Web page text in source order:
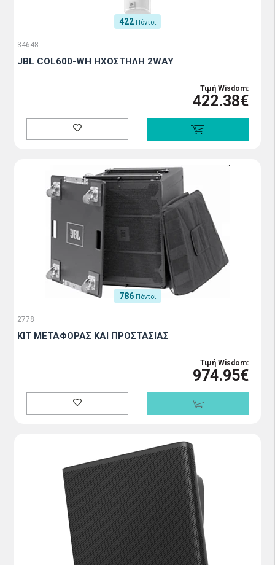
422 Πόντοι
34648
JBL COL600-WH HXOΣΤΗΛΗ 2WAY
Τιμή Wisdom:
422.38€
786 Πόντοι
2778
ΚΙΤ ΜΕΤΑΦΟΡΑΣ ΚΑΙ ΠΡΟΣΤΑΣΙΑΣ
Τιμή Wisdom:
974.95€